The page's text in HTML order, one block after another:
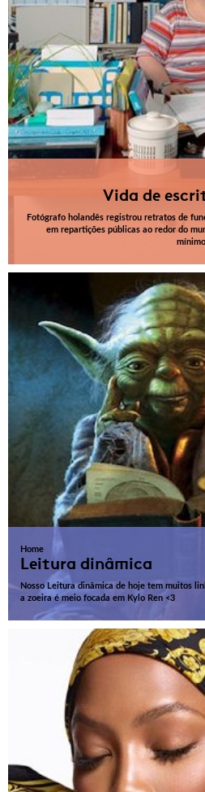
Vida de
Fotógrafo holandês registrou retratos de
em repartições públicas ao redor do
Home
Leitura dinâmica
Nosso Leitura dinâmica de hoje tem muitos
a zoeira é meio focada em Kylo Ren <3